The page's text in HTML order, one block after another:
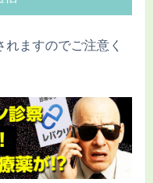
ますのでご注意く